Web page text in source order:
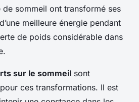
sommeil ont transformé ses
meilleure énergie pendant
de poids considérable dans
sur le sommeil sont
ces transformations. Il est